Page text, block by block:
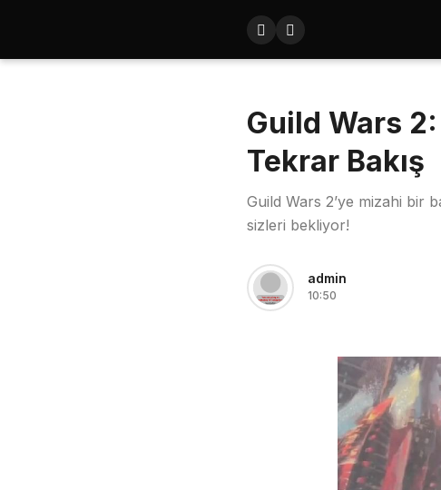
Guild Wars
Tekrar Bakış
Guild Wars 2’ye mizahi bir
sizleri bekliyor!
admin
10:50